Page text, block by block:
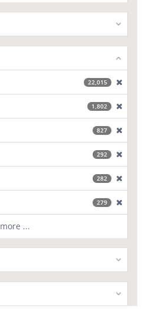
22,015
1,802
827
292
282
279
more ...